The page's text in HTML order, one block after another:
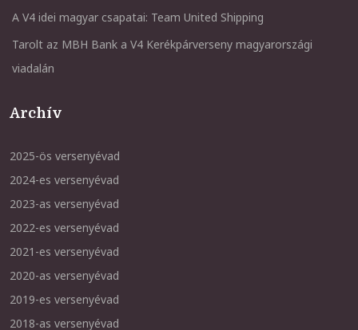
A V4 idei magyar csapatai: Team United Shipping
Tarolt az MBH Bank a V4 Kerékpárverseny magyarországi
viadalán
Archív
2025-ös versenyévad
2024-es versenyévad
2023-as versenyévad
2022-es versenyévad
2021-es versenyévad
2020-as versenyévad
2019-es versenyévad
2018-as versenyévad